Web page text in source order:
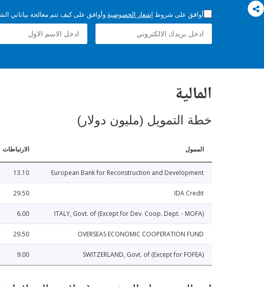
أوافق على شروط إشعار الخصوصية وأوافق على كيف تتم معالجة بياناتي
المالية
خطة التمويل (مليون دولار)
الممول الارتباطات
European Bank for Reconstruction and Development
13.10
IDA Credit
29.50
ITALY, Govt. of (Except for Dev. Coop. Dept. - MOFA)
6.00
OVERSEAS ECONOMIC COOPERATION FUND
29.50
SWITZERLAND, Govt. of (Except for FOFEA)
9.00